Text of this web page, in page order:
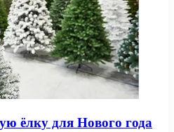
ёлку для Нового года